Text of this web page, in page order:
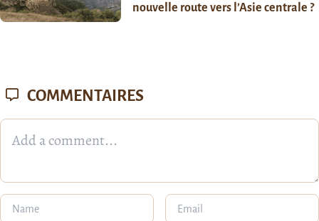
nouvelle route vers l’Asie centrale ?
COMMENTAIRES